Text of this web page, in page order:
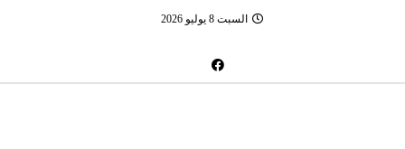
السبت 8 يوليو 2026